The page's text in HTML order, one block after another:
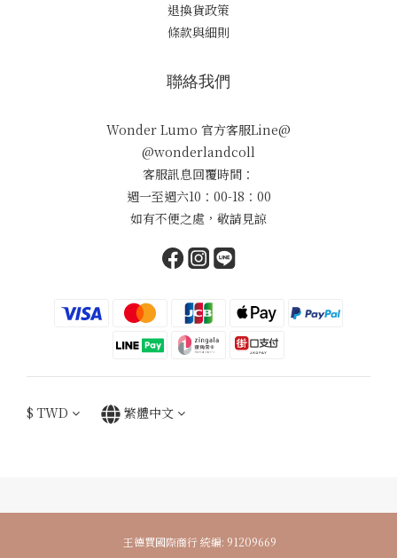
退換貨政策
條款與細則
聯絡我們
Wonder Lumo 官方客服Line@
@wonderlandcoll
客服訊息回覆時間：
週一至週六10：00-18：00
如有不便之處，敬請見諒
$ TWD 繁體中文
王德買國際商行 統編: 91209669